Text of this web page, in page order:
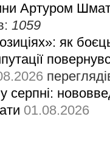
Артуром
1059
як
01.08.2026